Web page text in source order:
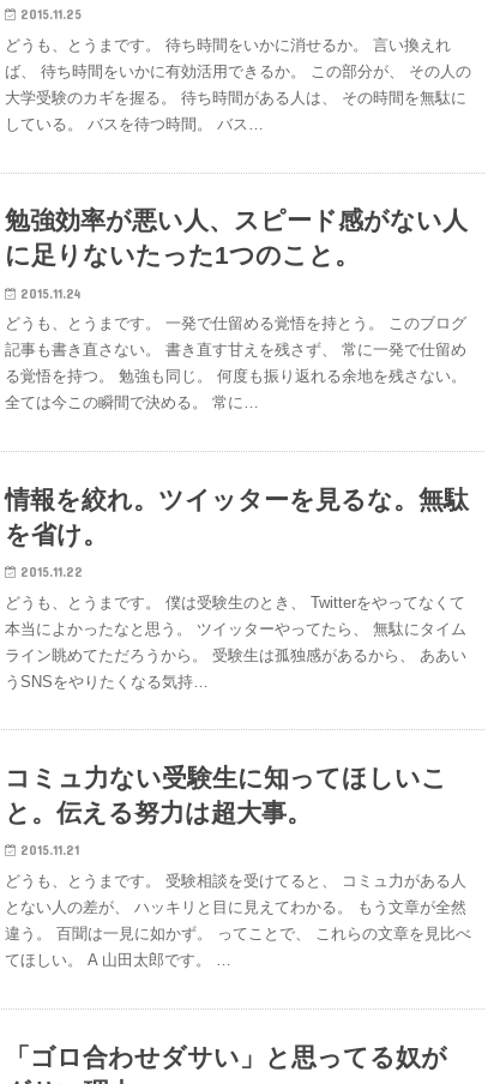
2015.11.25
どうも、とうまです。 待ち時間をいかに消せるか。 言い換えれ
ば、 待ち時間をいかに有効活用できるか。 この部分が、 その人の
大学受験のカギを握る。 待ち時間がある人は、 その時間を無駄に
している。 バスを待つ時間。 バス…
勉強効率が悪い人、スピード感がない人
に足りないたった1つのこと。
2015.11.24
どうも、とうまです。 一発で仕留める覚悟を持とう。 このブログ
記事も書き直さない。 書き直す甘えを残さず、 常に一発で仕留め
る覚悟を持つ。 勉強も同じ。 何度も振り返れる余地を残さない。
全ては今この瞬間で決める。 常に…
情報を絞れ。ツイッターを見るな。無駄
を省け。
2015.11.22
どうも、とうまです。 僕は受験生のとき、 Twitterをやってなくて
本当によかったなと思う。 ツイッターやってたら、 無駄にタイム
ライン眺めてただろうから。 受験生は孤独感があるから、 ああい
うSNSをやりたくなる気持…
コミュ力ない受験生に知ってほしいこ
と。伝える努力は超大事。
2015.11.21
どうも、とうまです。 受験相談を受けてると、 コミュ力がある人
とない人の差が、 ハッキリと目に見えてわかる。 もう文章が全然
違う。 百聞は一見に如かず。 ってことで、 これらの文章を見比べ
てほしい。 A 山田太郎です。 …
「ゴロ合わせダサい」と思ってる奴が